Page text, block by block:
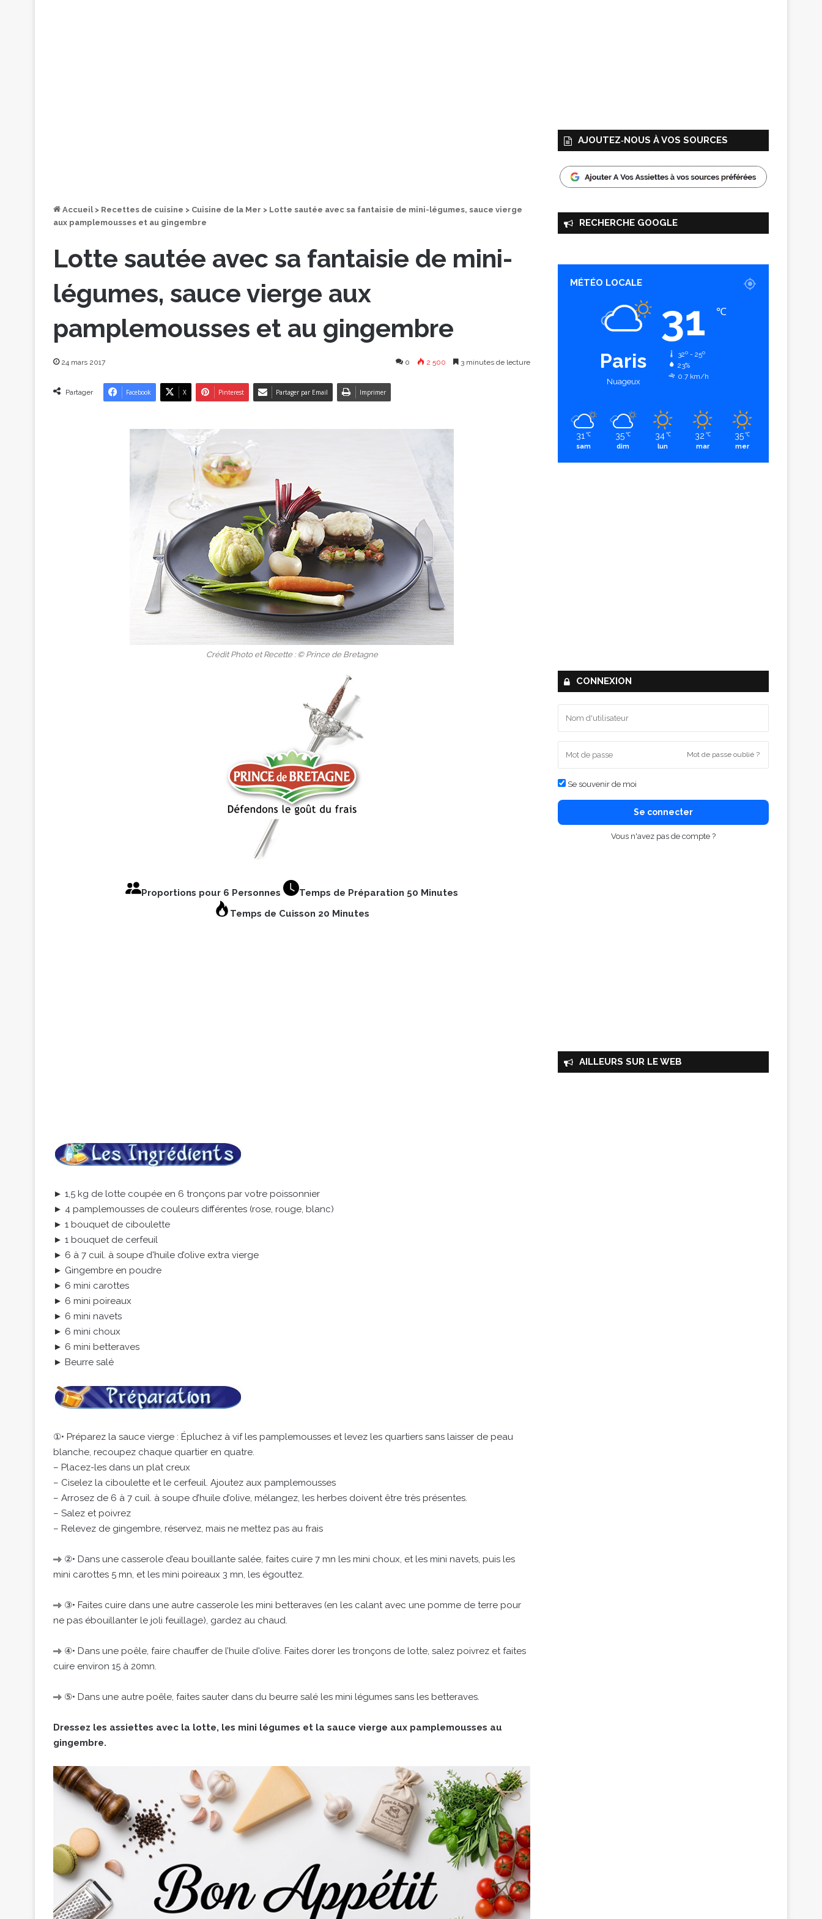
Accueil > Recettes de cuisine > Cuisine de la Mer > Lotte sautée avec sa fantaisie de mini-légumes, sauce vierge
aux pamplemousses et au gingembre
Lotte sautée avec sa fantaisie de mini-
légumes, sauce vierge aux
pamplemousses et au gingembre
24 mars 2017 0 2 500 3 minutes de lecture
Partager Facebook X Pinterest Partager par Email Imprimer
Crédit Photo et Recette : © Prince de Bretagne
Proportions pour 6 Personnes
Temps de Préparation 50 Minutes
Temps de Cuisson 20 Minutes
► 1,5 kg de lotte coupée en 6 tronçons par votre poissonnier
► 4 pamplemousses de couleurs différentes (rose, rouge, blanc)
► 1 bouquet de ciboulette
► 1 bouquet de cerfeuil
► 6 à 7 cuil. à soupe d'huile d’olive extra vierge
► Gingembre en poudre
► 6 mini carottes
► 6 mini poireaux
► 6 mini navets
► 6 mini choux
► 6 mini betteraves
► Beurre salé
①• Préparez la sauce vierge : Épluchez à vif les pamplemousses et levez les quartiers sans laisser de peau
blanche, recoupez chaque quartier en quatre.
– Placez-les dans un plat creux
– Ciselez la ciboulette et le cerfeuil. Ajoutez aux pamplemousses
– Arrosez de 6 à 7 cuil. à soupe d’huile d’olive, mélangez, les herbes doivent être très présentes.
– Salez et poivrez
– Relevez de gingembre, réservez, mais ne mettez pas au frais
②• Dans une casserole d’eau bouillante salée, faites cuire 7 mn les mini choux, et les mini navets, puis les
mini carottes 5 mn, et les mini poireaux 3 mn, les égouttez.
③• Faites cuire dans une autre casserole les mini betteraves (en les calant avec une pomme de terre pour
ne pas ébouillanter le joli feuillage), gardez au chaud.
④• Dans une poêle, faire chauffer de l’huile d'olive. Faites dorer les tronçons de lotte, salez poivrez et faites
cuire environ 15 à 20mn.
⑤• Dans une autre poêle, faites sauter dans du beurre salé les mini légumes sans les betteraves.
Dressez les assiettes avec la lotte, les mini légumes et la sauce vierge aux pamplemousses au
gingembre.
AJOUTEZ‑NOUS À VOS SOURCES
RECHERCHE GOOGLE
MÉTÉO LOCALE
Paris
Nuageux
31 ℃
32º - 25º
23%
0.7 km/h
31 ℃
sam
35 ℃
dim
34 ℃
lun
32 ℃
mar
35 ℃
mer
CONNEXION
Mot de passe oublié ?
Se souvenir de moi
Se connecter
Vous n'avez pas de compte ?
AILLEURS SUR LE WEB